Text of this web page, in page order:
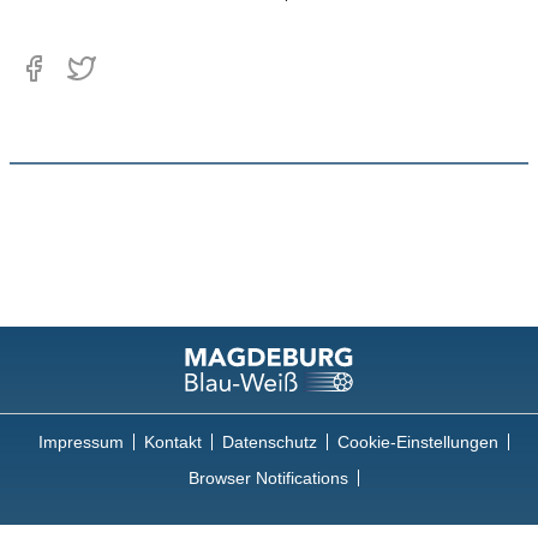
Impressum Kontakt Datenschutz
Cookie-Einstellungen
Browser Notifications